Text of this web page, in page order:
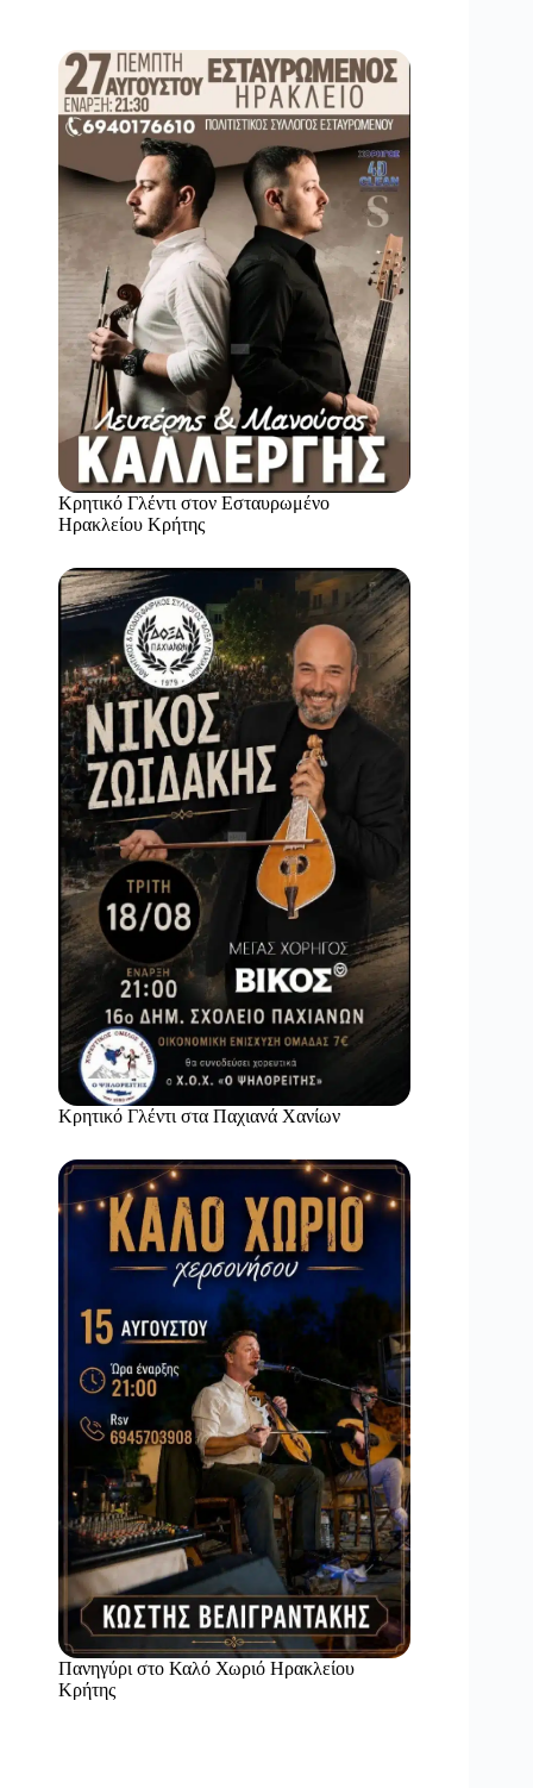
Κρητικό Γλέντι στον Εσταυρωμένο
Ηρακλείου Κρήτης
Κρητικό Γλέντι στα Παχιανά Χανίων
Πανηγύρι στο Καλό Χωριό Ηρακλείου
Κρήτης